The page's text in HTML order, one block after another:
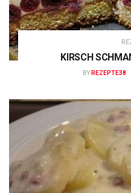
KIRSCH
BY REZEPTE38